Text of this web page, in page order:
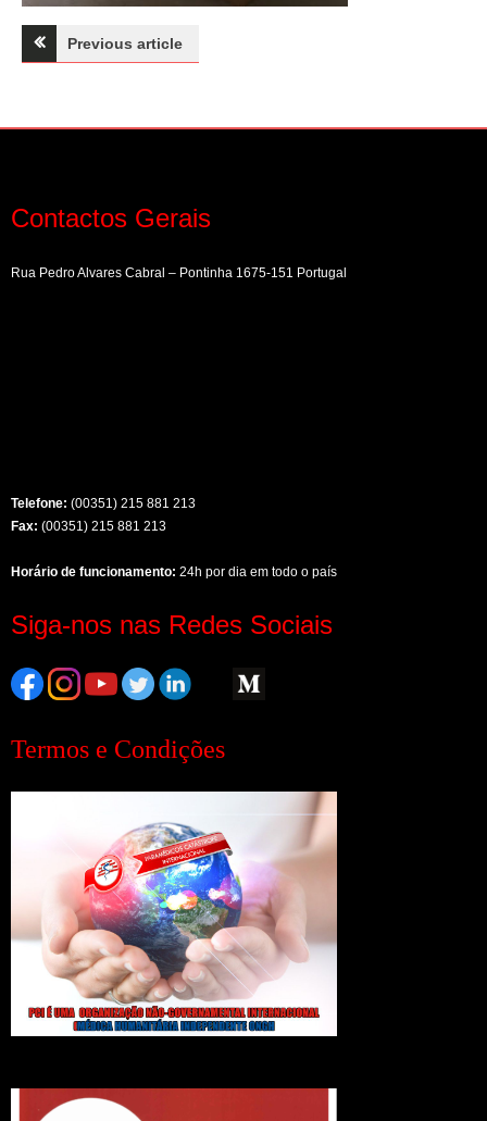
Navegação
artigos
Previous article
Contactos Gerais
Rua Pedro Alvares Cabral – Pontinha 1675-151 Portugal
Telefone: (00351) 215 881 213
Fax: (00351) 215 881 213
Horário de funcionamento: 24h por dia em todo o país
Siga-nos nas Redes Sociais
Termos e Condições